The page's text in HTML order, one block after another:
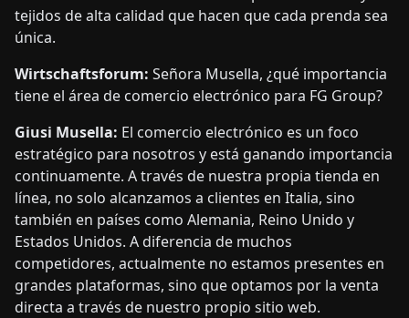
tejidos de alta calidad que hacen que cada prenda sea
única.
Wirtschaftsforum: Señora Musella, ¿qué importancia
tiene el área de comercio electrónico para FG Group?
Giusi Musella: El comercio electrónico es un foco
estratégico para nosotros y está ganando importancia
continuamente. A través de nuestra propia tienda en
línea, no solo alcanzamos a clientes en Italia, sino
también en países como Alemania, Reino Unido y
Estados Unidos. A diferencia de muchos
competidores, actualmente no estamos presentes en
grandes plataformas, sino que optamos por la venta
directa a través de nuestro propio sitio web.